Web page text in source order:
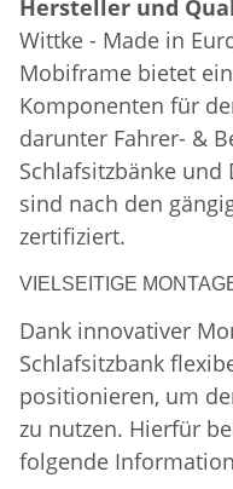
Hersteller und
Wittke - Made in
Mobiframe bietet
Komponenten für
darunter Fahrer- &
Schlafsitzbänke
sind nach den
zertifiziert.
VIELSEITIGE
Dank innovativer
Schlafsitzbank
positionieren, um
zu nutzen. Hierfür
folgende